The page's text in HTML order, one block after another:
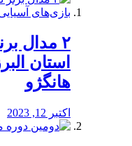
استان
هانگژو
اکتبر 12, 2023